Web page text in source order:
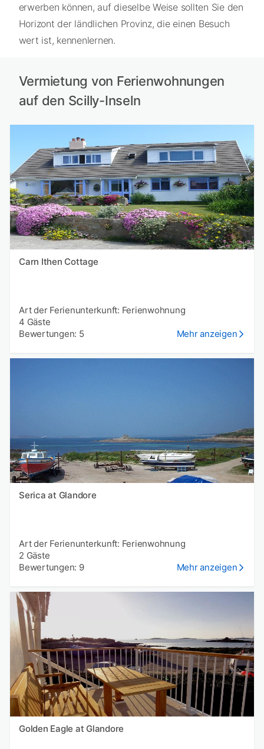
erwerben können, auf dieselbe Weise sollten Sie den
Horizont der ländlichen Provinz, die einen Besuch
wert ist, kennenlernen.
Vermietung von Ferienwohnungen
auf den Scilly-Inseln
Carn Ithen Cottage
Art der Ferienunterkunft: Ferienwohnung
4 Gäste
Bewertungen: 5
Mehr anzeigen
Serica at Glandore
Art der Ferienunterkunft: Ferienwohnung
2 Gäste
Bewertungen: 9
Mehr anzeigen
Golden Eagle at Glandore